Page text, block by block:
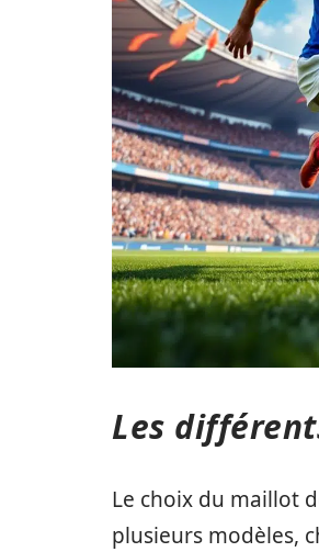
Les
Le choix du maillot
plusieurs modèles,